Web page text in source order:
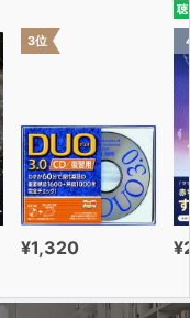
3位
¥1,320
聴